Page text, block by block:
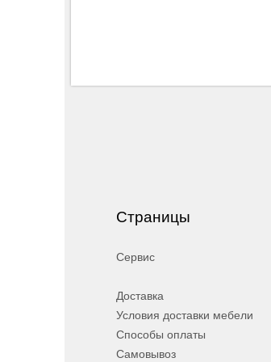
Страницы
Сервис
Доставка
Условия доставки мебели
Способы оплаты
Самовывоз